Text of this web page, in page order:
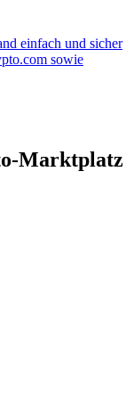
einfach und sicher
sowie
Marktplatz